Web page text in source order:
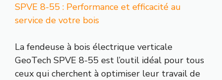
SPVE 8-55 : Performance et efficacité au
service de votre bois
La fendeuse à bois électrique verticale
GeoTech SPVE 8-55 est l’outil idéal pour tous
ceux qui cherchent à optimiser leur travail de